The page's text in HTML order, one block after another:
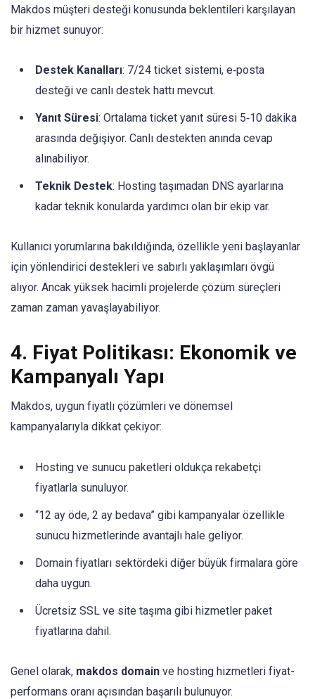
Makdos müşteri desteği konusunda beklentileri karşılayan
bir hizmet sunuyor:
Destek Kanalları: 7/24 ticket sistemi, e‑posta
desteği ve canlı destek hattı mevcut.
Yanıt Süresi: Ortalama ticket yanıt süresi 5‑10 dakika
arasında değişiyor. Canlı destekten anında cevap
alınabiliyor.
Teknik Destek: Hosting taşımadan DNS ayarlarına
kadar teknik konularda yardımcı olan bir ekip var.
Kullanıcı yorumlarına bakıldığında, özellikle yeni başlayanlar
için yönlendirici destekleri ve sabırlı yaklaşımları övgü
alıyor. Ancak yüksek hacimli projelerde çözüm süreçleri
zaman zaman yavaşlayabiliyor.
4. Fiyat Politikası: Ekonomik ve
Kampanyalı Yapı
Makdos, uygun fiyatlı çözümleri ve dönemsel
kampanyalarıyla dikkat çekiyor:
Hosting ve sunucu paketleri oldukça rekabetçi
fiyatlarla sunuluyor.
“12 ay öde, 2 ay bedava” gibi kampanyalar özellikle
sunucu hizmetlerinde avantajlı hale geliyor.
Domain fiyatları sektördeki diğer büyük firmalara göre
daha uygun.
Ücretsiz SSL ve site taşıma gibi hizmetler paket
fiyatlarına dahil.
Genel olarak, makdos domain ve hosting hizmetleri fiyat-
performans oranı açısından başarılı bulunuyor.